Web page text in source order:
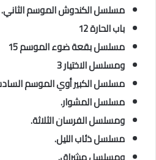
مسلسل الكندوش الموسم الثاني.
باب الحارة 12
مسلسل بقعة ضوء الموسم 15
ومسلسل الاختيار 3
مسلسل الكبير أوي الموسم
مسلسل المشوار.
ومسلسل الفرسان الثلاثة.
مسلسل ذئاب الليل.